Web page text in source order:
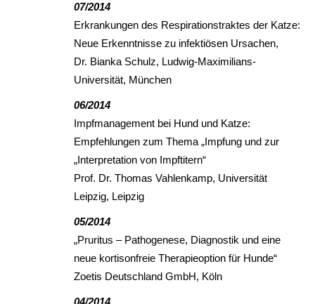
07/2014
Erkrankungen des Respirationstraktes der Katze:
Neue Erkenntnisse zu infektiösen Ursachen,
Dr. Bianka Schulz, Ludwig-Maximilians-
Universität, München
06/2014
Impfmanagement bei Hund und Katze:
Empfehlungen zum Thema „Impfung und zur
„Interpretation von Impftitern“
Prof. Dr. Thomas Vahlenkamp, Universität
Leipzig, Leipzig
05/2014
„Pruritus – Pathogenese, Diagnostik und eine
neue kortisonfreie Therapieoption für Hunde“
Zoetis Deutschland GmbH, Köln
04/2014